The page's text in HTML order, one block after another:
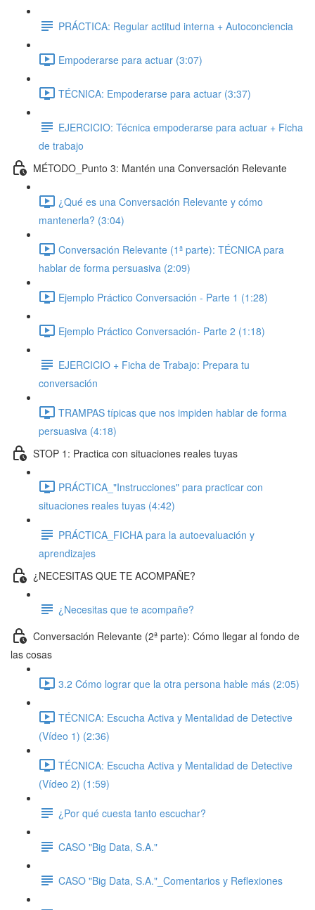
PRÁCTICA: Regular actitud interna + Autoconciencia
Empoderarse para actuar (3:07)
TÉCNICA: Empoderarse para actuar (3:37)
EJERCICIO: Técnica empoderarse para actuar + Ficha
de trabajo
MÉTODO_Punto 3: Mantén una Conversación Relevante
¿Qué es una Conversación Relevante y cómo
mantenerla? (3:04)
Conversación Relevante (1ª parte): TÉCNICA para
hablar de forma persuasiva (2:09)
Ejemplo Práctico Conversación - Parte 1 (1:28)
Ejemplo Práctico Conversación- Parte 2 (1:18)
EJERCICIO + Ficha de Trabajo: Prepara tu
conversación
TRAMPAS típicas que nos impiden hablar de forma
persuasiva (4:18)
STOP 1: Practica con situaciones reales tuyas
PRÁCTICA_"Instrucciones" para practicar con
situaciones reales tuyas (4:42)
PRÁCTICA_FICHA para la autoevaluación y
aprendizajes
¿NECESITAS QUE TE ACOMPAÑE?
¿Necesitas que te acompañe?
Conversación Relevante (2ª parte): Cómo llegar al fondo de
las cosas
3.2 Cómo lograr que la otra persona hable más (2:05)
TÉCNICA: Escucha Activa y Mentalidad de Detective
(Vídeo 1) (2:36)
TÉCNICA: Escucha Activa y Mentalidad de Detective
(Vídeo 2) (1:59)
¿Por qué cuesta tanto escuchar?
CASO "Big Data, S.A."
CASO "Big Data, S.A."_Comentarios y Reflexiones